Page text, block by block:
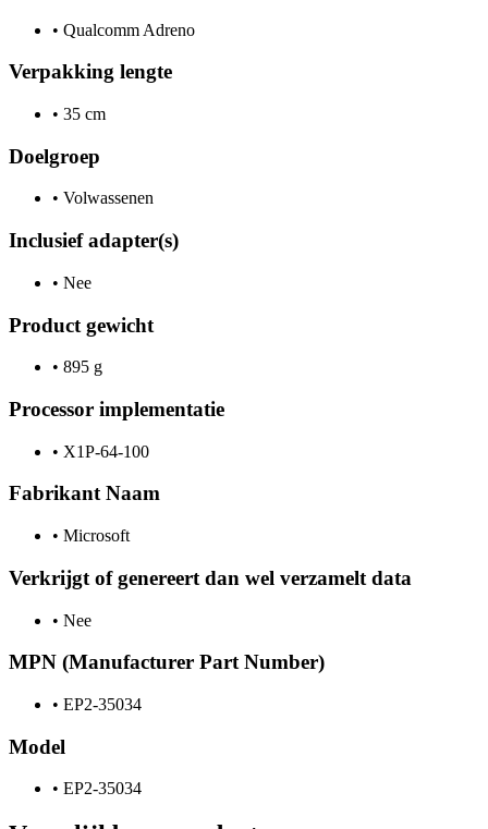
• Qualcomm Adreno
Verpakking lengte
• 35 cm
Doelgroep
• Volwassenen
Inclusief adapter(s)
• Nee
Product gewicht
• 895 g
Processor implementatie
• X1P-64-100
Fabrikant Naam
• Microsoft
Verkrijgt of genereert dan wel verzamelt data
• Nee
MPN (Manufacturer Part Number)
• EP2-35034
Model
• EP2-35034